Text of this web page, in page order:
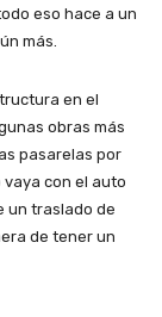
eso hace a un
más.
en el
obras más
pasarelas por
con el auto
un traslado de
de tener un